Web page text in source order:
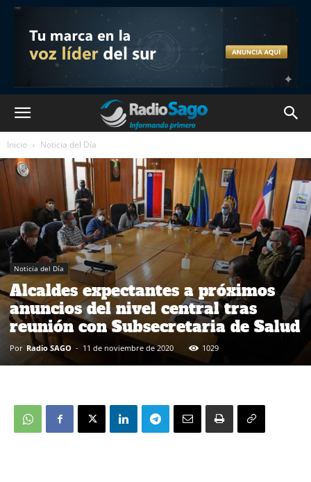
Inicio Noticia del Día
Noticia del Día
Alcaldes expectantes a próximos
anuncios del nivel central tras
reunión con Subsecretaria de Salud
Por Radio SAGO - 11 de noviembre de 2020 1029